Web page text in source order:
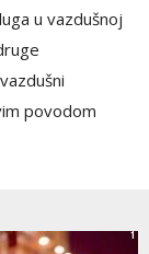
u vazdušnoj
povodom
1